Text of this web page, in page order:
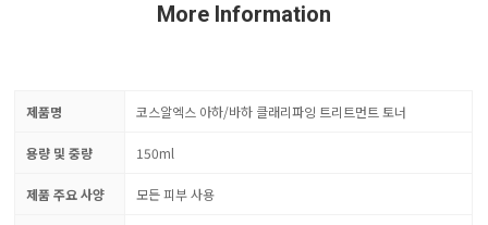
More Information
제품명 코스알엑스 아하/바하 클래리파잉 트리트먼트 토너
용량 및 중량 150ml
제품 주요 사양 모든 피부 사용